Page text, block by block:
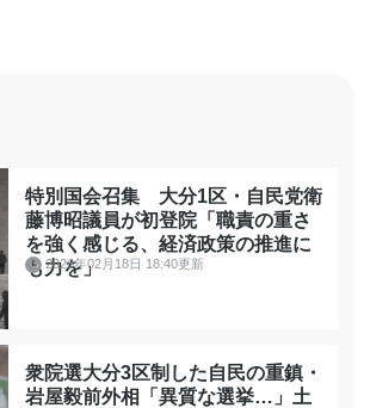
特別国会召集 大分1区・自民党衛
藤博昭議員が初登院「職責の重さ
を強く感じる、経済政策の推進に
も力を」
2026年02月18日 18:40更新
衆院選大分3区制した自民の重鎮・
岩屋毅前外相「異質な選挙…」土